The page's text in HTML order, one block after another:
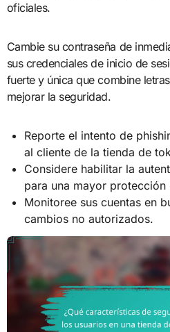
oficiales.
Cambie su contraseña de
sus credenciales de inicio de
fuerte y única que combine
mejorar la seguridad.
Reporte el intento de
al cliente de la tienda de
Considere habilitar la
para una mayor protección
Monitoree sus cuentas en
cambios no autorizados.